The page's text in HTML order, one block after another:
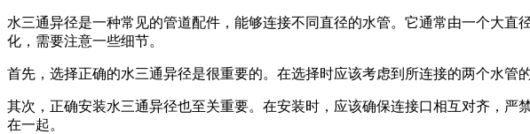
水三通异径是一种常见的管道配件，能够连接不同直径的水管。它通常由一个大
化，需要注意一些细节。
首先，选择正确的水三通异径是很重要的。在选择时应该考虑到所连接的两个水
其次，正确安装水三通异径也至关重要。在安装时，应该确保连接口相互对齐，
在一起。